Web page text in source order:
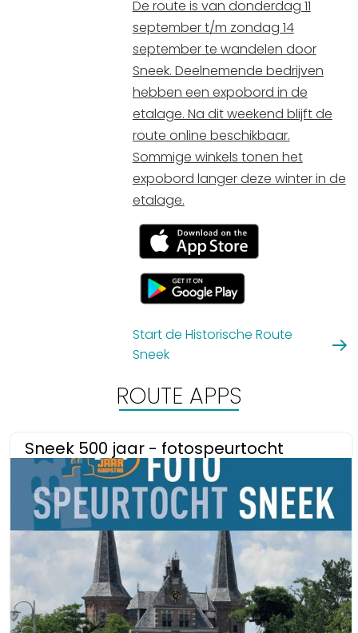
De route is van donderdag 11
september t/m zondag 14
september te wandelen door
Sneek. Deelnemende bedrijven
hebben een expobord in de
etalage. Na dit weekend blijft de
route online beschikbaar.
Sommige winkels tonen het
expobord langer deze winter in de
etalage.
Start de Historische Route
Sneek
ROUTE APPS
Sneek 500 jaar - fotospeurtocht